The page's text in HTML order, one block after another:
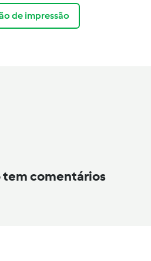
de impressão
tem comentários